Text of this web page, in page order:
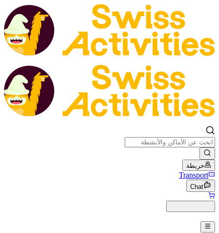
خريطة
Transport
Chat